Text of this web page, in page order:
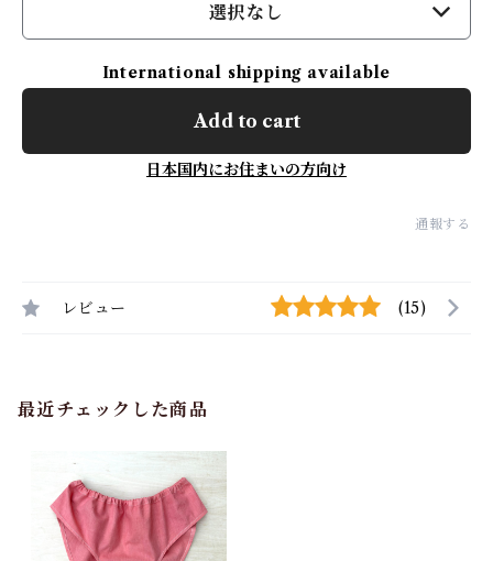
選択なし
International shipping available
Add to cart
日本国内にお住まいの方向け
通報する
レビュー (15)
最近チェックした商品